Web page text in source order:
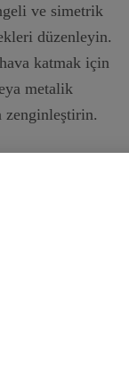
ve simetrik
düzenleyin.
katmak için
metalik
için